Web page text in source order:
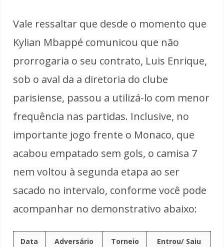
Vale ressaltar que desde o momento que
Kylian Mbappé comunicou que não
prorrogaria o seu contrato, Luis Enrique,
sob o aval da a diretoria do clube
parisiense, passou a utilizá-lo com menor
frequência nas partidas. Inclusive, no
importante jogo frente o Monaco, que
acabou empatado sem gols, o camisa 7
nem voltou à segunda etapa ao ser
sacado no intervalo, conforme você pode
acompanhar no demonstrativo abaixo:
Data Adversário Torneio Entrou/ Saiu